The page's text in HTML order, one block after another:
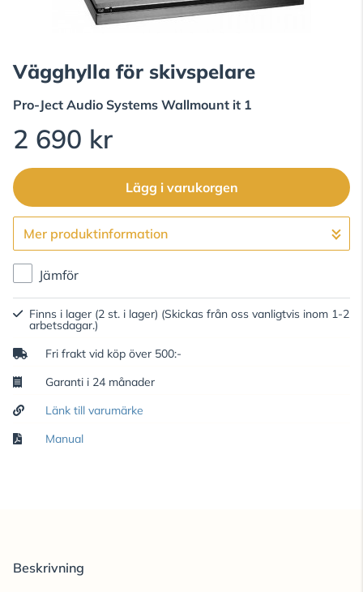
Vägghylla för skivspelare
Pro-Ject Audio Systems Wallmount it 1
2 690 kr
Lägg i varukorgen
Gå till kassan
Mer produktinformation
Jämför
Finns i lager (2 st. i lager) (Skickas från oss vanligtvis inom 1-2
arbetsdagar.)
Fri frakt vid köp över 500:-
Garanti i 24 månader
Länk till varumärke
Manual
Beskrivning